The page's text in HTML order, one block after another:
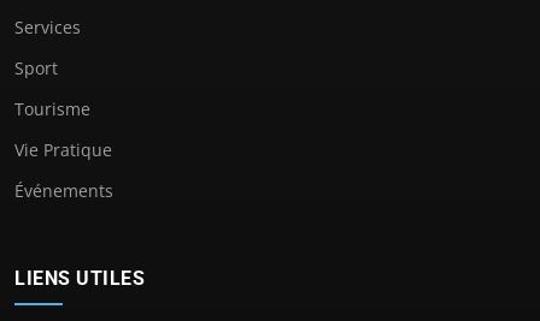
Services
Sport
Tourisme
Vie Pratique
Événements
LIENS UTILES